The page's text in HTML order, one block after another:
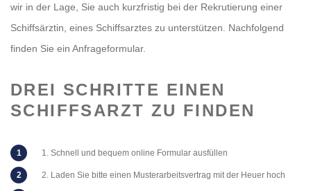
wir in der Lage, Sie auch kurzfristig bei der Rekrutierung einer
Schiffsärztin, eines Schiffsarztes zu unterstützen. Nachfolgend
finden Sie ein Anfrageformular.
DREI SCHRITTE EINEN
SCHIFFSARZT ZU FINDEN
1. Schnell und bequem online Formular ausfüllen
2. Laden Sie bitte einen Musterarbeitsvertrag mit der Heuer hoch